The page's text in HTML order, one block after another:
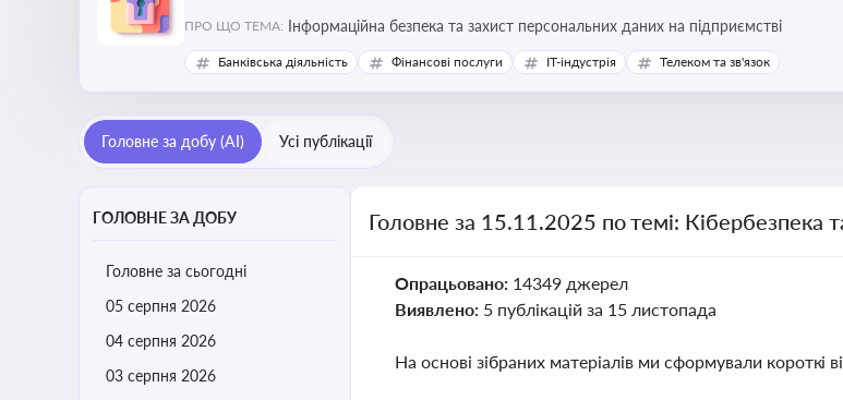
ПРО ЩО ТЕМА: Інформаційна безпека та захист персональних даних на підприємстві
Банківська діяльність Фінансові послуги IT-індустрія Телеком та зв'язок
Головне за добу (AI) Усі публікації
ГОЛОВНЕ ЗА ДОБУ
Головне за сьогодні
05 серпня 2026
04 серпня 2026
03 серпня 2026
Головне за 15.11.2025 по темі: Кібербезпека
Опрацьовано: 14349 джерел
Виявлено: 5 публікацій за 15 листопада
На основі зібраних матеріалів ми сформували короткі